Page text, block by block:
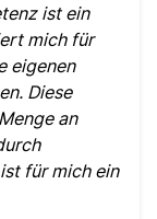
ist ein
mich für
eigenen
Diese
an
für mich ein